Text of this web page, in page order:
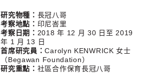
研究物種： 長冠八哥
考察地點： 印尼峇里
考察日期： 2018 年 12 月 30 日至 2019
年 1 月 13 日
首席研究員：Carolyn KENWRICK 女士
（Begawan Foundation）
研究重點： 社區合作保育長冠八哥